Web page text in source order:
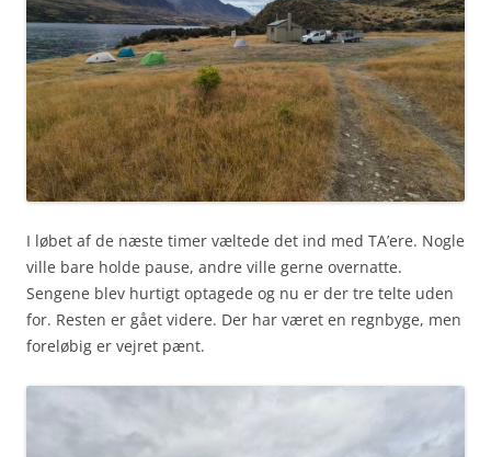
I løbet af de næste timer væltede det ind med TA’ere. Nogle
ville bare holde pause, andre ville gerne overnatte.
Sengene blev hurtigt optagede og nu er der tre telte uden
for. Resten er gået videre. Der har været en regnbyge, men
foreløbig er vejret pænt.